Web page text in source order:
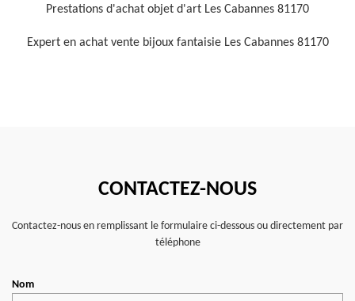
Prestations d'achat objet d'art Les Cabannes 81170
Expert en achat vente bijoux fantaisie Les Cabannes 81170
CONTACTEZ-NOUS
Contactez-nous en remplissant le formulaire ci-dessous ou directement par
téléphone
Nom